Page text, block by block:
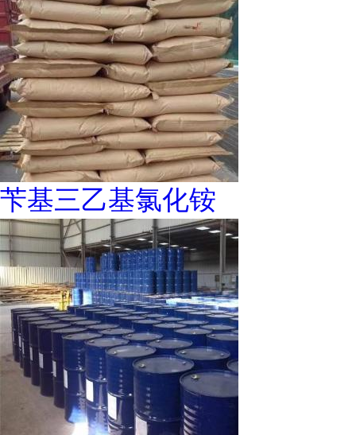
苄基三乙基氯化铵